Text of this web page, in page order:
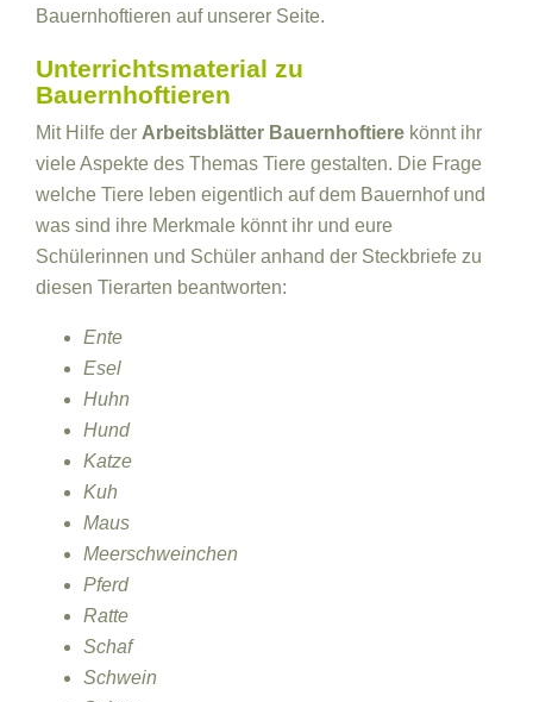
Bauernhoftieren auf unserer Seite.
Unterrichtsmaterial zu
Bauernhoftieren
Mit Hilfe der Arbeitsblätter Bauernhoftiere könnt ihr
viele Aspekte des Themas Tiere gestalten. Die Frage
welche Tiere leben eigentlich auf dem Bauernhof und
was sind ihre Merkmale könnt ihr und eure
Schülerinnen und Schüler anhand der Steckbriefe zu
diesen Tierarten beantworten:
Ente
Esel
Huhn
Hund
Katze
Kuh
Maus
Meerschweinchen
Pferd
Ratte
Schaf
Schwein